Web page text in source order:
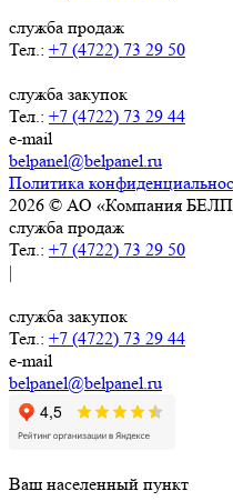
служба продаж
Тел.: +7 (4722) 73 29 50
служба закупок
Тел.: +7 (4722) 73 29 44
e-mail
belpanel@belpanel.ru
Политика
2026 © АО «Компания
служба продаж
Тел.: +7 (4722) 73 29 50
|
служба закупок
Тел.: +7 (4722) 73 29 44
e-mail
belpanel@belpanel.ru
Ваш населенный пункт